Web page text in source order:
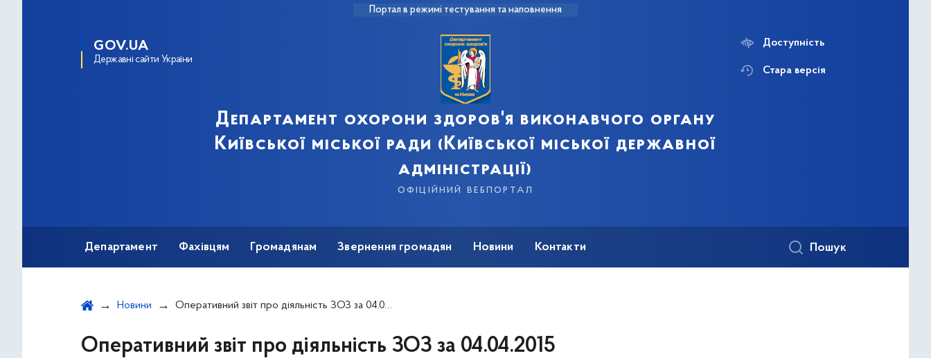
Портал в режимі тестування та наповнення
GOV.UA
Державні сайти України
Департамент охорони здоров'я виконавчого органу
Київської міської ради (Київської міської державної
адміністрації)
офіційний вебпортал
Доступність
Стара версія
Департамент Фахівцям Громадянам Звернення громадян Новини Контакти Пошук
Новини Оперативний звіт про діяльність ЗОЗ за 04.04.2015
Оперативний звіт про діяльність ЗОЗ за 04.04.2015